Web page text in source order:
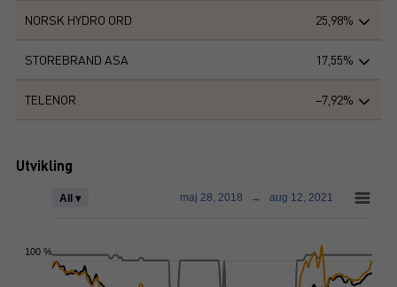
NORSK HYDRO ORD 25,98%
STOREBRAND ASA 17,55%
TELENOR −7,92%
Utvikling
All ▾ maj 28, 2018 → aug 12, 2021
100 %